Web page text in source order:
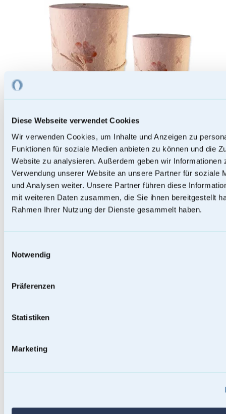
Diese Webseite verwendet Cookies
Wir verwenden Cookies, um Inhalte und Anzeigen zu
Funktionen für soziale Medien anbieten zu können und die
Website zu analysieren. Außerdem geben wir Informationen
Verwendung unserer Website an unsere Partner für soziale
und Analysen weiter. Unsere Partner führen diese
mit weiteren Daten zusammen, die Sie ihnen bereitgestellt
Rahmen Ihrer Nutzung der Dienste gesammelt haben.
Notwendig
Präferenzen
Statistiken
Marketing
Papierurnen